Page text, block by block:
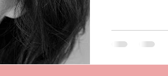
2026-2027